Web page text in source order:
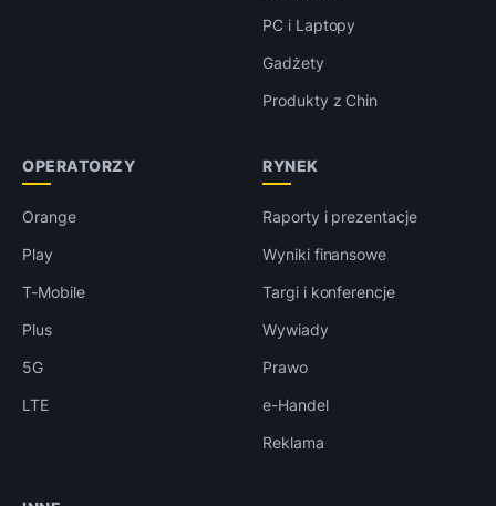
PC i Laptopy
Gadżety
Produkty z Chin
OPERATORZY
Orange
Play
T-Mobile
Plus
5G
LTE
RYNEK
Raporty i prezentacje
Wyniki finansowe
Targi i konferencje
Wywiady
Prawo
e-Handel
Reklama